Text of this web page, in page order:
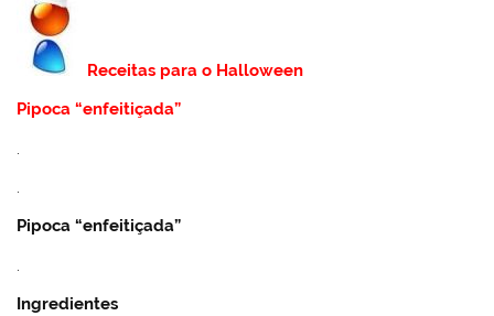
Receitas para o Halloween
Pipoca “enfeitiçada”
.
Pipoca “enfeitiçada”
.
Ingredientes